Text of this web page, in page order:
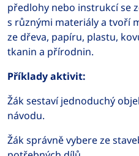
předlohy nebo instrukcí se
s různými materiály a tvoří
ze dřeva, papíru, plastu,
tkanin a přírodnin.
Příklady aktivit:
Žák sestaví jednoduchý
návodu.
Žák správně vybere ze